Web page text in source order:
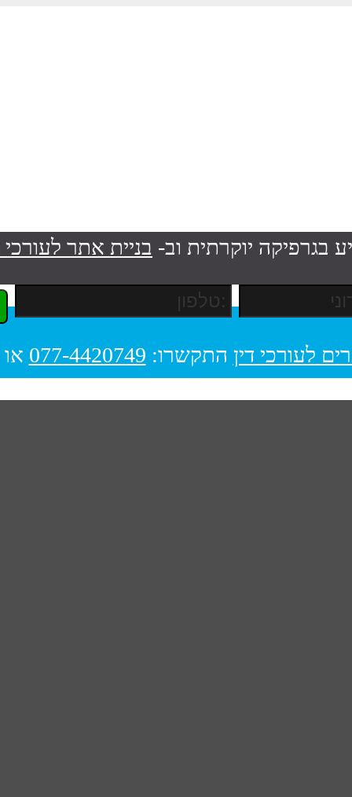
בגרפיקה יוקרתית וב- בניית אתר לעורכי
לעורכי דין התקשרו: 077-4420749 או